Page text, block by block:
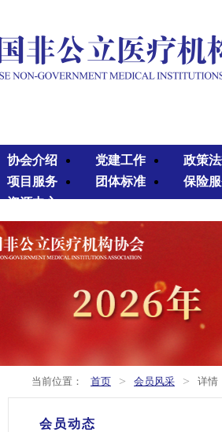
协会介绍 党建工作
政策
项目服务 团体标准
保险
资源中心
当前位置： 首页 > 会员风采 > 详情
会员动态